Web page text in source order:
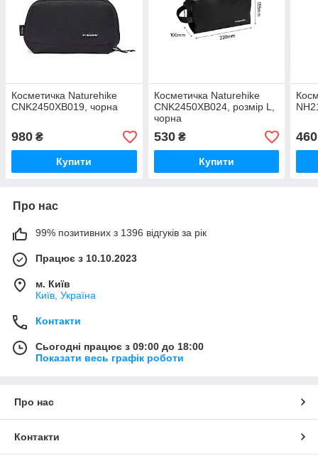
Косметичка Naturehike
CNK2450XB019, чорна
980 ₴
Купити
Косметичка Naturehike
CNK2450XB024, розмір L,
чорна
530₴
Купити
460
Про нас
99% позитивних з 1396 відгуків за рік
Працює з 10.10.2023
м. Київ
Київ, Україна
Контакти
Сьогодні працює з 09:00 до 18:00
Показати весь графік роботи
Про нас
Контакти